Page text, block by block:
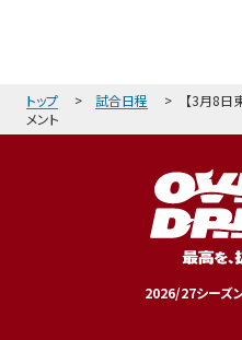
トップ 試合日程
【3月8日
メント
2026/27シーズ